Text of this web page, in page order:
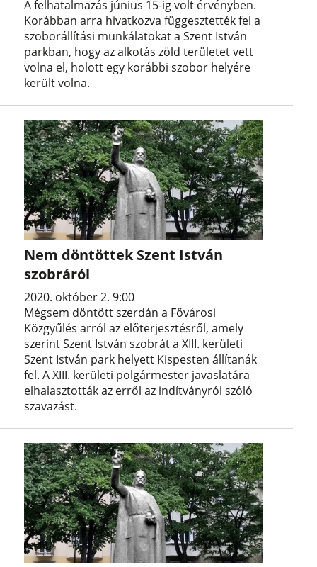
A felhatalmazás június 15-ig volt érvényben.
Korábban arra hivatkozva függesztették fel a
szoborállítási munkálatokat a Szent István
parkban, hogy az alkotás zöld területet vett
volna el, holott egy korábbi szobor helyére
került volna.
Nem döntöttek Szent István
szobráról
2020. október 2. 9:00
Mégsem döntött szerdán a Fővárosi
Közgyűlés arról az előterjesztésről, amely
szerint Szent István szobrát a XIII. kerületi
Szent István park helyett Kispesten állítanák
fel. A XIII. kerületi polgármester javaslatára
elhalasztották az erről az indítványról szóló
szavazást.